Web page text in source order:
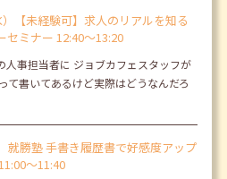
）【未経験可】求人のリアルを知る
セミナー 12:40～13:20
人事担当者に ジョブカフェスタッフが
て書いてあるけど実際はどうなんだろ
就勝塾 手書き履歴書で好感度アップ
～11:40